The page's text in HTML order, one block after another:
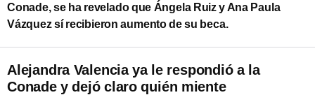
Conade, se ha revelado que Ángela Ruiz y Ana Paula
Vázquez sí recibieron aumento de su beca.
Alejandra Valencia ya le respondió a la
Conade y dejó claro quién miente